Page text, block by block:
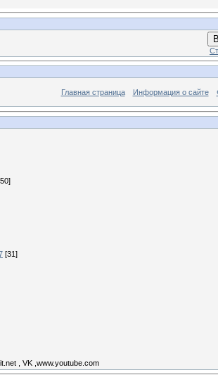
Главная страница Информация о сайте
[31]
, VK ,www.youtube.com